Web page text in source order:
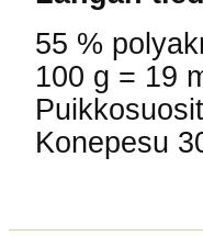
55 %
100 g = 19
Konepesu